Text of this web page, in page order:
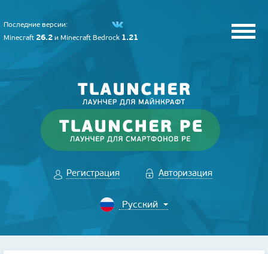
Последние версии:
Minecraft 26.2 и Minecraft Bedrock 1.21
Регистрация Авторизация